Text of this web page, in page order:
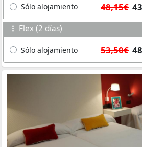
Sólo alojamiento 48,15€
Flex (2 días)
Sólo alojamiento 53,50€